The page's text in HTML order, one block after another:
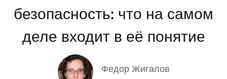
безопасность: что на самом
деле входит в её понятие
Федор Жигалов